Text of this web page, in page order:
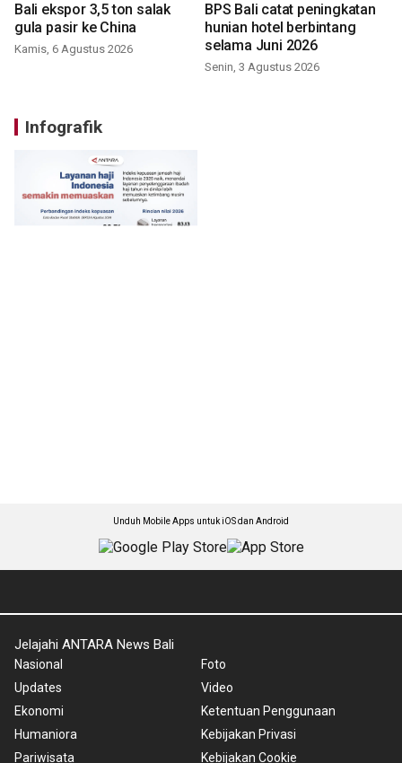
Bali ekspor 3,5 ton salak
gula pasir ke China
Kamis, 6 Agustus 2026
BPS Bali catat peningkatan
hunian hotel berbintang
selama Juni 2026
Senin, 3 Agustus 2026
Infografik
Unduh Mobile Apps untuk iOS dan Android
Jelajahi ANTARA News Bali
Nasional
Updates
Ekonomi
Humaniora
Pariwisata
Foto
Video
Ketentuan Penggunaan
Kebijakan Privasi
Kebijakan Cookie